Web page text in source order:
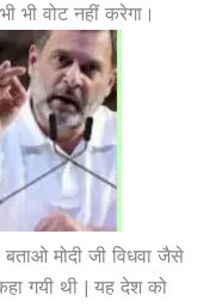
भी वोट नहीं करेगा।
मोदी जी विधवा जैसे
गयी थी | यह देश को